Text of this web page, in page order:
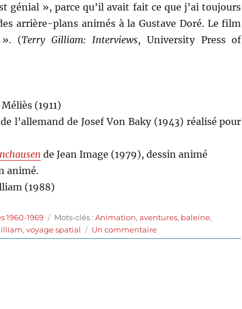
génial », parce qu’il avait fait ce que j’ai toujours
arrière-plans animés à la Gustave Doré. Le film
». (Terry Gilliam: Interviews, University Press of
(1911)
de l’allemand de Josef Von Baky (1943) réalisé pour
de Jean Image (1979), dessin animé
animé.
(1988)
1960-1969 Étiquettes
Mots-clés :Animation,aventures, baleine,
,voyage spatial Un commentairesur
Le